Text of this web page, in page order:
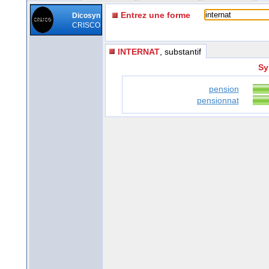
Dicosyn
CRISCO
Entrez une forme
INTERNAT , substantif
pension
pensionnat